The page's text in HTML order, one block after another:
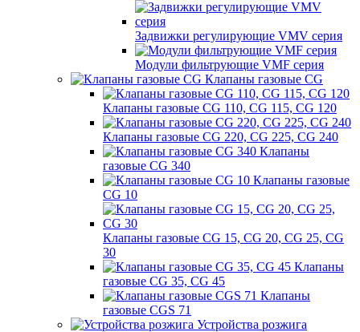
Задвижки регулирующие VMV серия
Модули фильтрующие VMF серия
Клапаны газовые CG
Клапаны газовые CG 110, CG 115, CG 120
Клапаны газовые CG 220, CG 225, CG 240
Клапаны
газовые CG 340
Клапаны газовые
CG 10
Клапаны газовые CG 15, CG 20, CG 25, CG
30
Клапаны
газовые CG 35, CG 45
Клапаны
газовые CGS 71
Устройства розжига